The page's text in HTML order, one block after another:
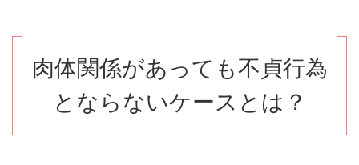
肉体関係があっても不貞行為
とならないケースとは？